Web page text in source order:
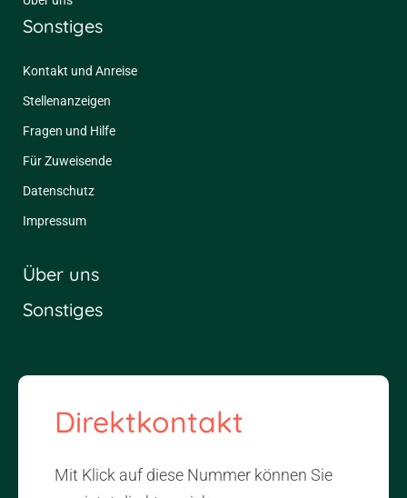
Sonstiges
Kontakt und Anreise
Stellenanzeigen
Fragen und Hilfe
Für Zuweisende
Datenschutz
Impressum
Über uns
Sonstiges
Direktkontakt
Mit Klick auf diese Nummer können Sie